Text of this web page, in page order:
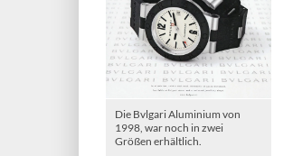
Die Bvlgari Aluminium von
1998, war noch in zwei
Größen erhältlich.